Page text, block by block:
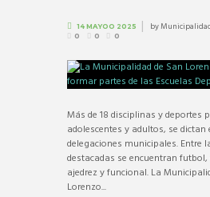
14 MAYOO 2025 by
0 0 0
Más de 18 disciplinas y deportes
adolescentes y adultos, se dictan
delegaciones municipales. Entre
destacadas se encuentran
ajedrez y funcional. La
Lorenzo...